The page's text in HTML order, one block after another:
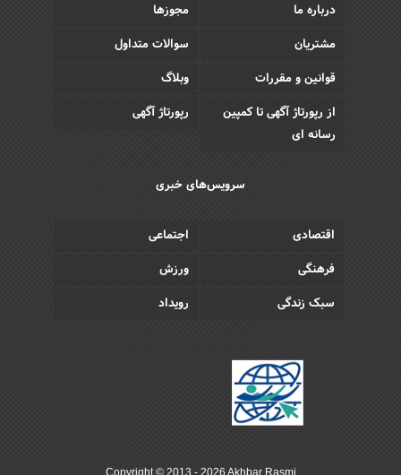
درباره ما
مجوزها
مشتریان
سوالات متداول
قوانین و مقررات
وبلاگ
از رپورتاژ آگهی تا کمپین
رسانه ای
رپورتاژ آگهی
سرویس‌های خبری
اقتصادی
اجتماعی
فرهنگی
ورزش
سبک زندگی
رویداد
Copyright © 2013 - 2026 Akhbar Rasmi